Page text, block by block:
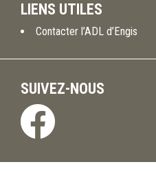
LIENS UTILES
Contacter l’ADL d’Engis
SUIVEZ-NOUS